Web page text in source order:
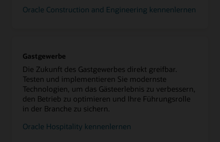
Oracle Construction and Engineering kennenlernen
Gastgewerbe
Die Zukunft des Gastgewerbes direkt greifbar.
Testen und implementieren Sie modernste
Technologien, um das Gästeerlebnis zu verbessern,
den Betrieb zu optimieren und Ihre Führungsrolle
in der Branche zu sichern.
Oracle Hospitality kennenlernen